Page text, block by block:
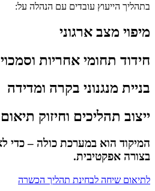
בתהליך הייעוץ עובדים עם הנהלה על:
מיפוי מצב ארגוני
חידוד תחומי אחריות
בניית מנגנוני בקרה ומדידה
ייצוב תהליכים וחיזוק
המיקוד הוא במערכת כולה – כדי
בצורה אפקטיבית.
לתיאום שיחה לבחינת תהליך הכשרה